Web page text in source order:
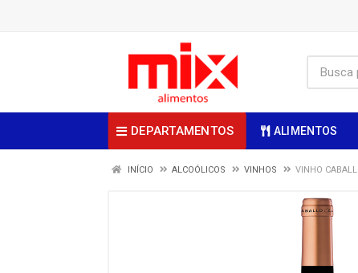
DEPARTAMENTOS ALIMENTOS
INÍCIO ALCOÓLICOS VINHOS VINHO